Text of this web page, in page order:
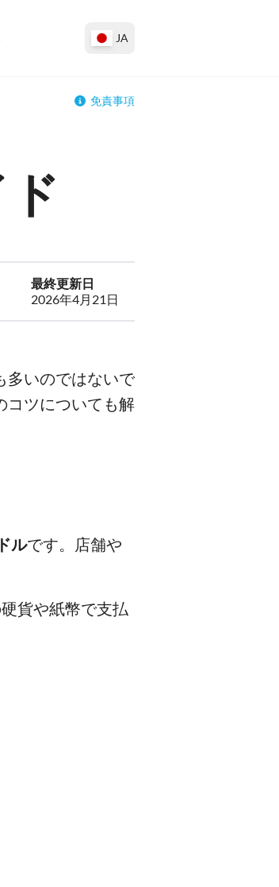
JA
免責事項
最終更新日
2026年4月21日
多いのではないで
コツについても解
ルです。店舗や
貨や紙幣で支払